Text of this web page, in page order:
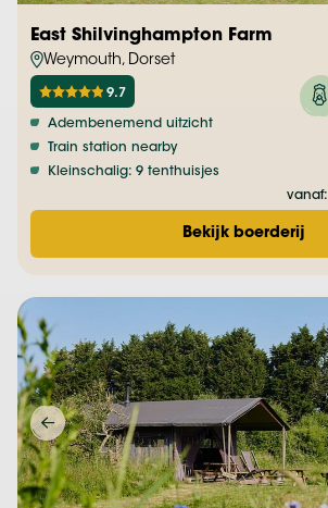
East Shilvinghampton Farm
Weymouth, Dorset
9.7
Adembenemend uitzicht
Train station nearby
Kleinschalig: 9 tenthuisjes
vanaf:
Bekijk boerderij